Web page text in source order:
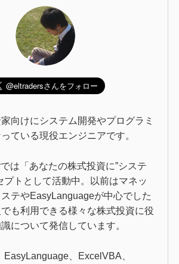
向けにシステム開発やプログラミ
ている現役エンジニアです。
は「あなたの株式投資に”システ
プトとして活動中。以前はマネッ
テやEasyLanguageが中心でした
も利用できる様々な株式投資に役
について発信しています。
EasyLanguage、ExcelVBA、